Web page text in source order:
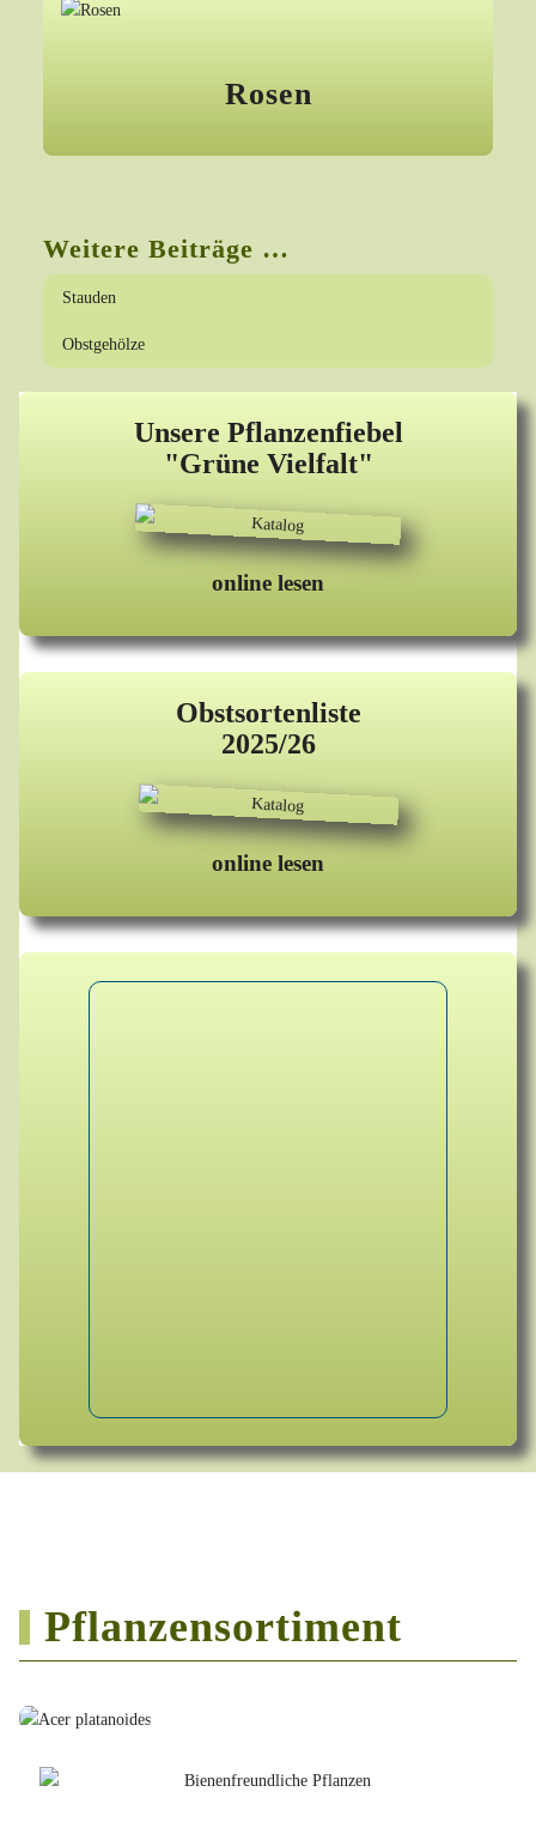
Unsere Pflanzenfiebel
"Grüne Vielfalt"
online lesen
Obstsortenliste
2025/26
online lesen
Rosen
Weitere Beiträge …
Stauden
Obstgehölze
Pflanzensortiment